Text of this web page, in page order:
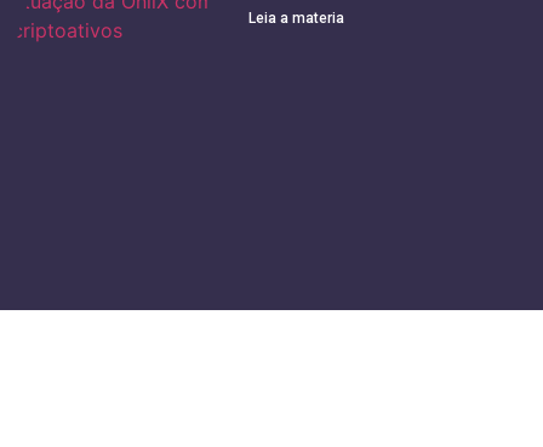
Leia a materia